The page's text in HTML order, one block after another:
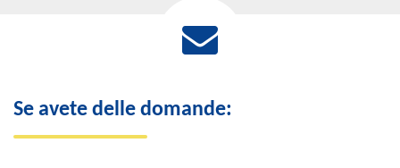
Se avete delle domande: